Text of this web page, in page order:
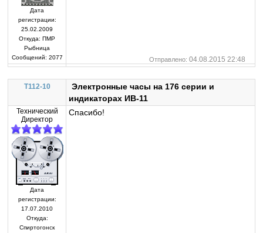
Дата
регистрации:
25.02.2009
Откуда: ПМР
Рыбница
Сообщений: 2077 Отправлено: 04.08.2015 22:48
T112-10
Электронные часы на 176 серии и
индикаторах ИВ-11
Технический
Директор
Дата
регистрации:
17.07.2010
Откуда:
Спиртогонск
Спасибо!